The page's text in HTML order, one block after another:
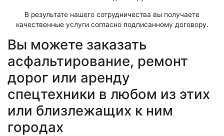
В результате нашего сотрудничества вы получаете
качественные услуги согласно подписанному договору.
Вы можете заказать
асфальтирование, ремонт
дорог или аренду
спецтехники в любом из этих
или близлежащих к ним
городах